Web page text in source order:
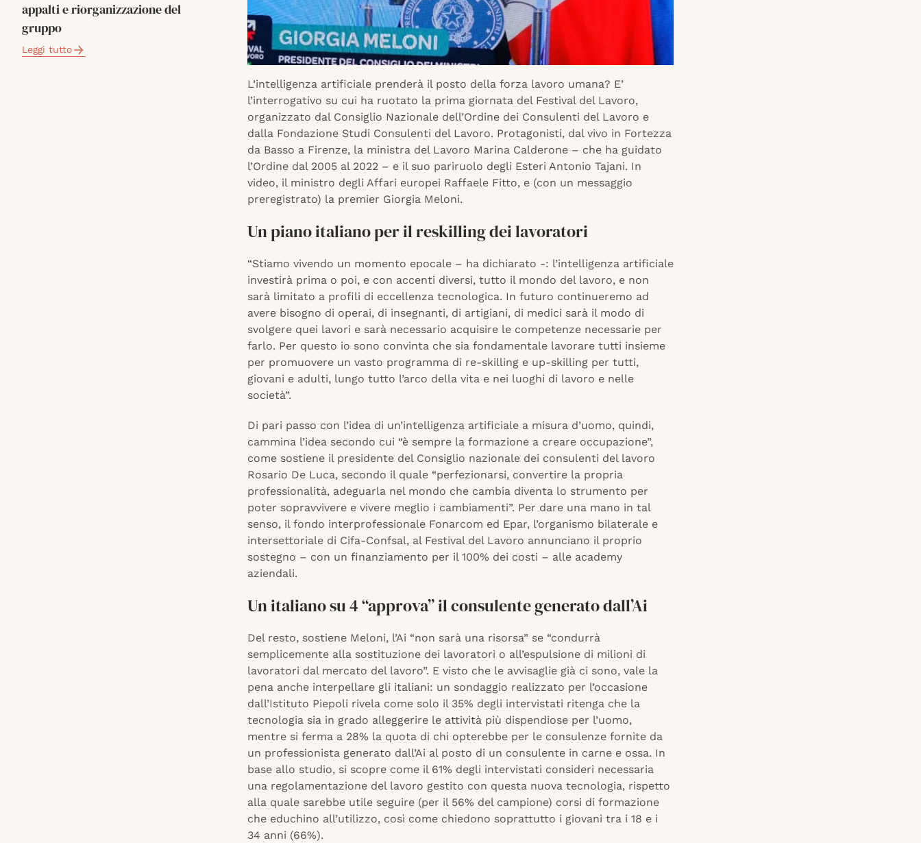
appalti e riorganizzazione del
gruppo
Leggi tutto
L’intelligenza artificiale prenderà il posto della forza lavoro umana? E’
l’interrogativo su cui ha ruotato la prima giornata del Festival del Lavoro,
organizzato dal Consiglio Nazionale dell’Ordine dei Consulenti del Lavoro e
dalla Fondazione Studi Consulenti del Lavoro. Protagonisti, dal vivo in Fortezza
da Basso a Firenze, la ministra del Lavoro Marina Calderone – che ha guidato
l’Ordine dal 2005 al 2022 – e il suo pariruolo degli Esteri Antonio Tajani. In
video, il ministro degli Affari europei Raffaele Fitto, e (con un messaggio
preregistrato) la premier Giorgia Meloni.
Un piano italiano per il reskilling dei lavoratori
“Stiamo vivendo un momento epocale – ha dichiarato -: l’intelligenza artificiale
investirà prima o poi, e con accenti diversi, tutto il mondo del lavoro, e non
sarà limitato a profili di eccellenza tecnologica. In futuro continueremo ad
avere bisogno di operai, di insegnanti, di artigiani, di medici sarà il modo di
svolgere quei lavori e sarà necessario acquisire le competenze necessarie per
farlo. Per questo io sono convinta che sia fondamentale lavorare tutti insieme
per promuovere un vasto programma di re-skilling e up-skilling per tutti,
giovani e adulti, lungo tutto l’arco della vita e nei luoghi di lavoro e nelle
società”.
Di pari passo con l’idea di un’intelligenza artificiale a misura d’uomo, quindi,
cammina l’idea secondo cui “è sempre la formazione a creare occupazione”,
come sostiene il presidente del Consiglio nazionale dei consulenti del lavoro
Rosario De Luca, secondo il quale “perfezionarsi, convertire la propria
professionalità, adeguarla nel mondo che cambia diventa lo strumento per
poter sopravvivere e vivere meglio i cambiamenti”. Per dare una mano in tal
senso, il fondo interprofessionale Fonarcom ed Epar, l’organismo bilaterale e
intersettoriale di Cifa-Confsal, al Festival del Lavoro annunciano il proprio
sostegno – con un finanziamento per il 100% dei costi – alle academy
aziendali.
Un italiano su 4 “approva” il consulente generato dall’Ai
Del resto, sostiene Meloni, l’Ai “non sarà una risorsa” se “condurrà
semplicemente alla sostituzione dei lavoratori o all’espulsione di milioni di
lavoratori dal mercato del lavoro”. E visto che le avvisaglie già ci sono, vale la
pena anche interpellare gli italiani: un sondaggio realizzato per l’occasione
dall’Istituto Piepoli rivela come solo il 35% degli intervistati ritenga che la
tecnologia sia in grado alleggerire le attività più dispendiose per l’uomo,
mentre si ferma a 28% la quota di chi opterebbe per le consulenze fornite da
un professionista generato dall’Ai al posto di un consulente in carne e ossa. In
base allo studio, si scopre come il 61% degli intervistati consideri necessaria
una regolamentazione del lavoro gestito con questa nuova tecnologia, rispetto
alla quale sarebbe utile seguire (per il 56% del campione) corsi di formazione
che educhino all’utilizzo, così come chiedono soprattutto i giovani tra i 18 e i
34 anni (66%).